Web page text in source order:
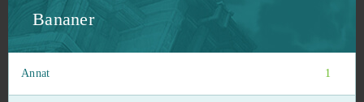
Bananer
Annat 1